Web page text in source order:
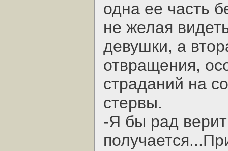
одна ее часть
не желая
девушки, а
отвращения,
страданий на
стервы.
-Я бы рад